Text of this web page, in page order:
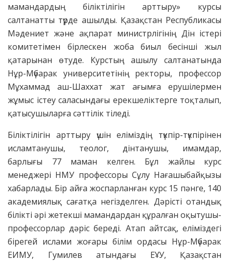
мамандардың біліктілігін арттыру» курсы
салтанатты түрде ашылды. Қазақстан Республикасы
Мәдениет және ақпарат министрлігінің Дін істері
комитетімен бірлескен жоба биыл бесінші жыл
қатарынан өтуде. Курстың ашылу салтанатында
Нұр-Мүбарак университетінің ректоры, профессор
Мұхаммад аш-Шаххат жат ағымға ерушілермен
жұмыс істеу саласындағы ерекшеліктерге тоқталып,
қатысушыларға сәттілік тіледі.
Біліктілігін арттыру үшін еліміздің түкпір-түкпірінен
исламтанушы, теолог, дінтанушы, имамдар,
барлығы 77 маман келген. Бұл жайлы курс
менеджері НМУ профессоры Сұлу Нағашыбайқызы
хабарлады. Бір айға жоспарланған курс 15 пәнге, 140
академиялық сағатқа негізделген. Дәрісті отандық
білікті әрі жетекші мамандардан құралған оқытушы-
профессорлар дәріс береді. Атап айтсақ, еліміздегі
бірегей ислами жоғары білім ордасы Нұр-Мүбарак
ЕИМУ, Гумилев атындағы ЕҰУ, Қазақстан